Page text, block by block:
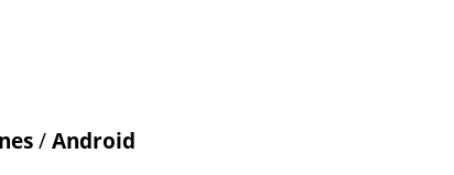
/ Android